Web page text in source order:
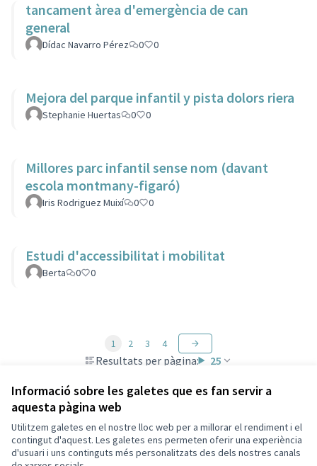
Informació sobre les galetes que es fan servir a
aquesta pàgina web
Utilitzem galetes en el nostre lloc web per a millorar el rendiment i el
contingut d'aquest. Les galetes ens permeten oferir una experiència
d'usuari i uns continguts més personalitzats des dels nostres canals
tancament àrea d'emergència de can
general
Dídac Navarro Pérez 0 0
Mejora del parque infantil y pista dolors riera
Stephanie Huertas 0 0
Millores parc infantil sense nom (davant
escola montmany-figaró)
Iris Rodriguez Muixí 0 0
Estudi d'accessibilitat i mobilitat
Berta 0 0
Resultats per pàgina: 25
1 2 3 4
Termes i condicions d'ús
Configuració de les galetes